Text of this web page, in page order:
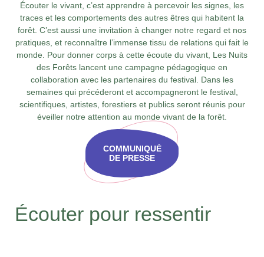
Écouter le vivant, c’est apprendre à percevoir les signes, les
traces et les comportements des autres êtres qui habitent la
forêt. C’est aussi une invitation à changer notre regard et nos
pratiques, et reconnaître l’immense tissu de relations qui fait le
monde. Pour donner corps à cette écoute du vivant, Les Nuits
des Forêts lancent une campagne pédagogique en
collaboration avec les partenaires du festival. Dans les
semaines qui précéderont et accompagneront le festival,
scientifiques, artistes, forestiers et publics seront réunis pour
éveiller notre attention au monde vivant de la forêt.
COMMUNIQUÉ
DE PRESSE
Écouter pour ressentir